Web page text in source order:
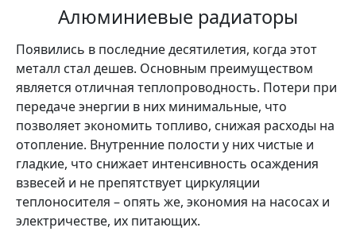
Алюминиевые радиаторы
Появились в последние десятилетия, когда этот
металл стал дешев. Основным преимуществом
является отличная теплопроводность. Потери при
передаче энергии в них минимальные, что
позволяет экономить топливо, снижая расходы на
отопление. Внутренние полости у них чистые и
гладкие, что снижает интенсивность осаждения
взвесей и не препятствует циркуляции
теплоносителя – опять же, экономия на насосах и
электричестве, их питающих.